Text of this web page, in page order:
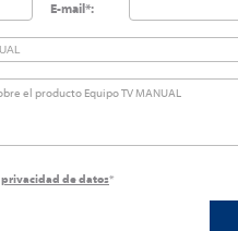
E-mail*:
privacidad de datos*